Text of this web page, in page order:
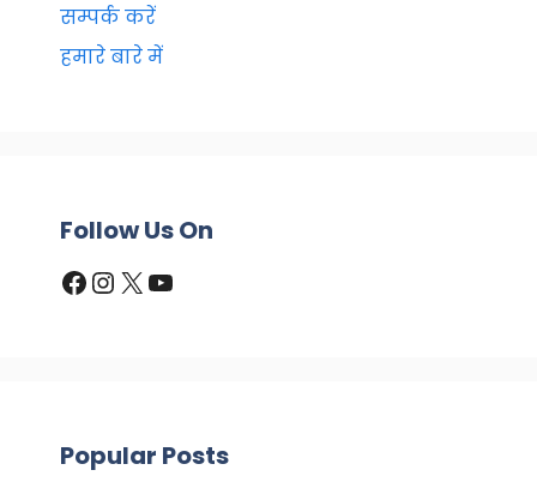
सम्पर्क करें
हमारे बारे में
Follow Us On
Facebook
Instagram
X YouTube
Popular Posts